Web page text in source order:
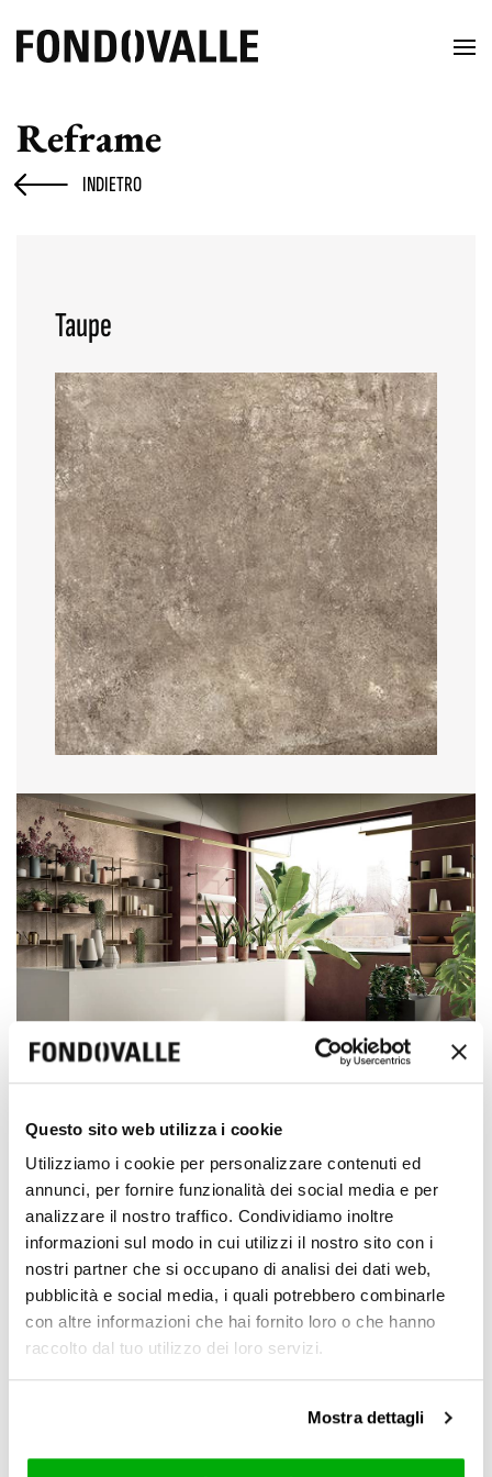
Questo sito web utilizza i cookie
Utilizziamo i cookie per personalizzare contenuti ed
annunci, per fornire funzionalità dei social media e per
analizzare il nostro traffico. Condividiamo inoltre
informazioni sul modo in cui utilizzi il nostro sito con i
nostri partner che si occupano di analisi dei dati web,
pubblicità e social media, i quali potrebbero combinarle
con altre informazioni che hai fornito loro o che hanno
raccolto dal tuo utilizzo dei loro servizi.
Mostra dettagli
INDIETRO
Reframe
Taupe
Natural (R10)
6 mm / 0.24"
6 mm / 0.24"
8,5 mm / 0.33"
8,5 mm / 0.33"